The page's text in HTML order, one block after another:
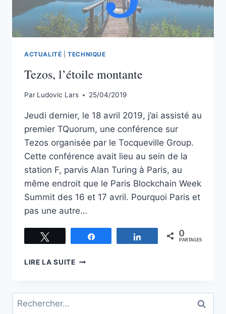
ACTUALITÉ |TECHNIQUE
Tezos, l’étoile montante
Par Ludovic Lars 25/04/2019
Jeudi dernier, le 18 avril 2019, j’ai assisté au
premier TQuorum, une conférence sur
Tezos organisée par le Tocqueville Group.
Cette conférence avait lieu au sein de la
station F, parvis Alan Turing à Paris, au
même endroit que le Paris Blockchain Week
Summit des 16 et 17 avril. Pourquoi Paris et
pas une autre…
Partagez 0
PARTAGES
LIRE LA SUITETEZOS,
Rechercher :